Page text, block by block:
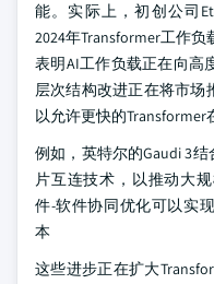
能。实际上，初创公司
2024年Transformer工作
表明AI工作负载正在向高
层次结构改进正在将市场
以允许更快的
例如，英特尔的Gaudi 3
片互连技术，以推动大
件-软件协同优化可以实
本
这些进步正在扩大